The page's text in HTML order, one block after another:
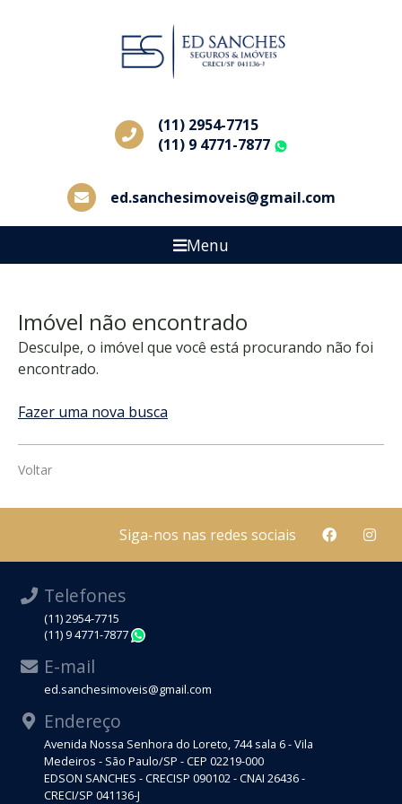
(11) 2954-7715
(11) 9 4771-7877
ed.sanchesimoveis@gmail.com
Menu
Imóvel não encontrado
Desculpe, o imóvel que você está procurando não foi
encontrado.
Fazer uma nova busca
Voltar
Siga-nos nas redes sociais
Telefones
(11) 2954-7715
(11) 9 4771-7877
E-mail
ed.sanchesimoveis@gmail.com
Endereço
Avenida Nossa Senhora do Loreto, 744 sala 6 - Vila
Medeiros - São Paulo/SP - CEP 02219-000
EDSON SANCHES - CRECISP 090102 - CNAI 26436 -
CRECI/SP 041136-J